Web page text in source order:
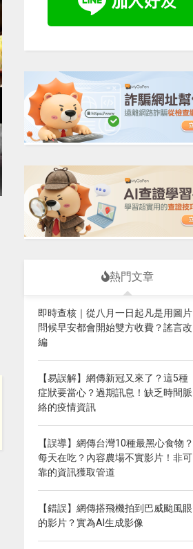
熱門文章
即時查核｜從八月一日起凡是用圖片
問候早安都會開始雙方收費？謠言改
編
【易誤解】網傳新冠又來了？這5種
症狀要當心？過期訊息！缺乏時間脈
絡的疫情資訊
【誤導】網傳台灣10種最黑心食物？
每天在吃？內容農場不實影片！非可
靠的資訊獲取管道
【錯誤】網傳搭飛機拍到巴威颱風眼
的影片？實為AI生成影像